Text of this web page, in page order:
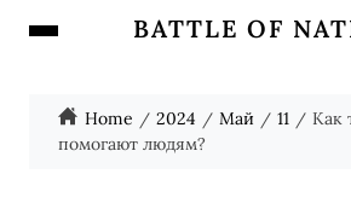
BATTLE OF
Home 2024 Май 11
Как
помогают людям?